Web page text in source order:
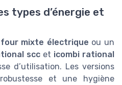
types d’énergie et
four mixte électrique ou un
sccet icombi rational
d’utilisation. Les versions
et une hygiène